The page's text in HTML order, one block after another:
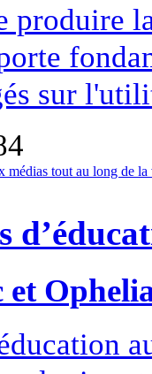
produire
sur
médias tout au long de la
et